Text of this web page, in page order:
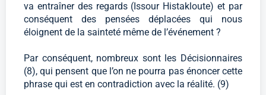
va entraîner des regards (Issour Histakloute) et par
conséquent des pensées déplacées qui nous
éloignent de la sainteté même de l’événement ?
Par conséquent, nombreux sont les Décisionnaires
(8), qui pensent que l’on ne pourra pas énoncer cette
phrase qui est en contradiction avec la réalité. (9)